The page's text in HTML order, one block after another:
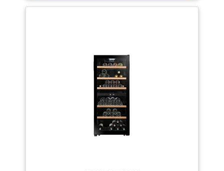
bouteilles tout en les exposant élégamment. 4
vibration et répartition homogène du froid pour
préserver les arômes et la qualité de vos vins.
Dimensions compactes (49,5 x 43 x 84,8 cm)
parfaites pour une installation dans les petits
espaces. Fonction sécurité enfant avec verrouillage
du panneau de commande pour éviter toute
modification involontaire. Classe énergétique G –
136 kWh/an, pour un stockage économique et fiable
à long terme.